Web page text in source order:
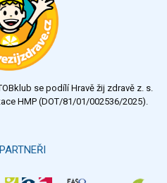
Všechny ankety
se podílí Hravě žij zdravě z. s.
HMP (DOT/81/01/002536/2025).